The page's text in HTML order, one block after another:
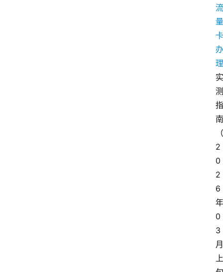
流
量
卡
办
理
实
测
指
南
（
2
0
2
6
年
0
3
月
上